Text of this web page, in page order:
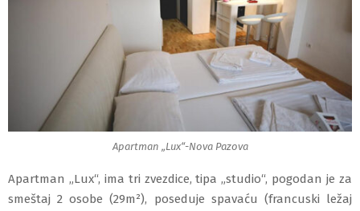
Apartman „Lux“-Nova Pazova
Apartman „Lux“, ima tri zvezdice, tipa „studio“, pogodan je za
smeštaj 2 osobe (29m²), poseduje spavaću (francuski ležaj